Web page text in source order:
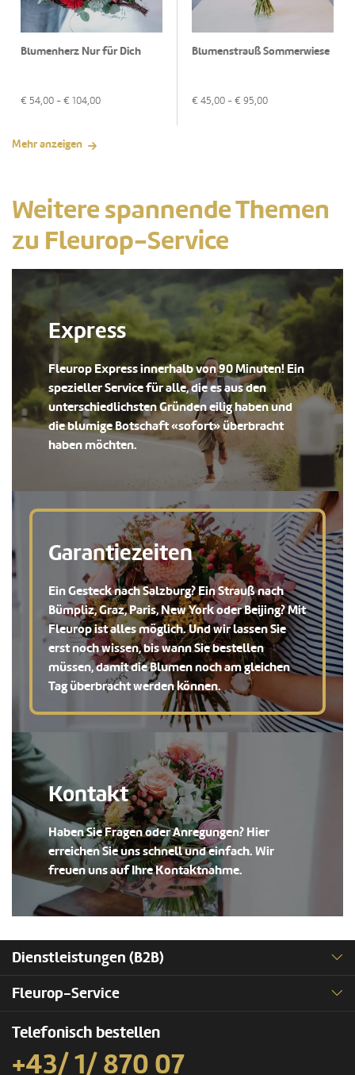
Blumenherz Nur für Dich
€ 54,00 - € 104,00
Blumenstrauß Sommerwiese
€ 45,00 - € 95,00
Mehr anzeigen
Weitere spannende Themen
zu Fleurop-Service
Express
Fleurop Express innerhalb von 90 Minuten! Ein
spezieller Service für alle, die es aus den
unterschiedlichsten Gründen eilig haben und
die blumige Botschaft «sofort» überbracht
haben möchten.
Garantiezeiten
Ein Gesteck nach Salzburg? Ein Strauß nach
Bümpliz, Graz, Paris, New York oder Beijing? Mit
Fleurop ist alles möglich. Und wir lassen Sie
erst noch wissen, bis wann Sie bestellen
müssen, damit die Blumen noch am gleichen
Tag überbracht werden können.
Kontakt
Haben Sie Fragen oder Anregungen? Hier
erreichen Sie uns schnell und einfach. Wir
freuen uns auf Ihre Kontaktnahme.
Dienstleistungen (B2B)
Fleurop-Service
Telefonisch bestellen
+43/ 1/ 870 07